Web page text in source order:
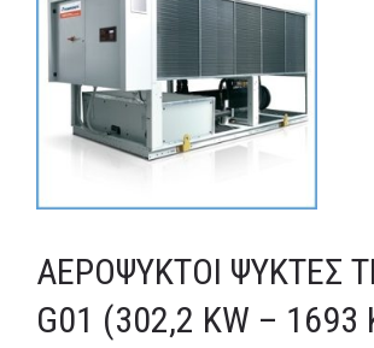
MEDIA
ΦΥΛΛΑΔΙΑ
ΕΥΚΑΙΡΙΕΣ ΕΡΓΑΣΙΑΣ
E-SHOP
ΑΕΡΌΨΥΚΤΟΙ ΨΎΚΤΕΣ
G01 (302,2 KW – 1693